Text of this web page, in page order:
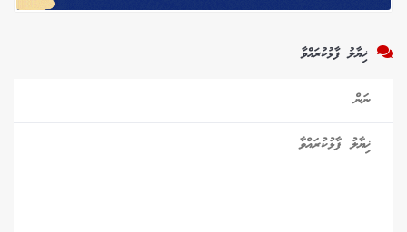
ޚިޔާލު ފާޅުކުރައްވާ